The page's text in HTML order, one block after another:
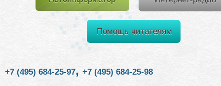
Помощь читателям
+7 (495) 684-25-97, +7 (495) 684-25-98